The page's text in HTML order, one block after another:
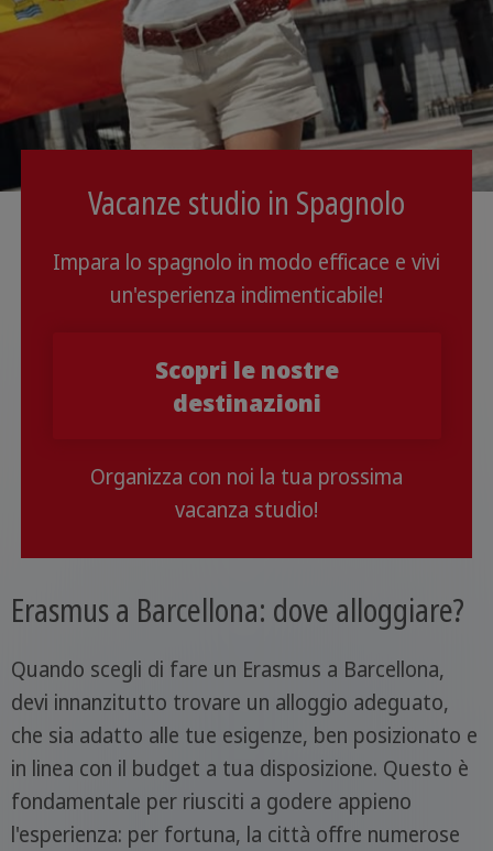
Vacanze studio in Spagnolo
Impara lo spagnolo in modo efficace e vivi
un'esperienza indimenticabile!
Scopri le nostre
destinazioni
Organizza con noi la tua prossima
vacanza studio!
Erasmus a Barcellona: dove alloggiare?
Quando scegli di fare un Erasmus a Barcellona,
devi innanzitutto trovare un alloggio adeguato,
che sia adatto alle tue esigenze, ben posizionato e
in linea con il budget a tua disposizione. Questo è
fondamentale per riusciti a godere appieno
l'esperienza: per fortuna, la città offre numerose